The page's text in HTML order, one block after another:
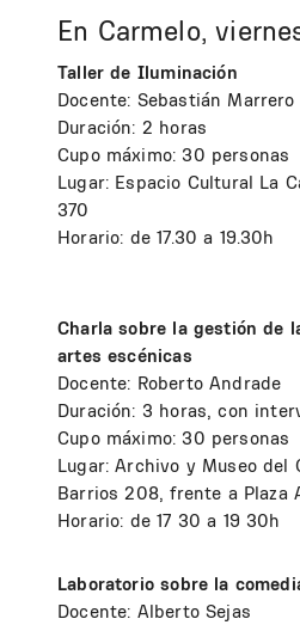
En Carmelo,
Taller de Iluminación
Docente: Sebastián Marrero
Duración: 2 horas
Cupo máximo: 30 personas
Lugar: Espacio Cultural La
370
Horario: de 17.30 a 19.30h
Charla sobre la gestión de
artes escénicas
Docente: Roberto Andrade
Duración: 3 horas, con
Cupo máximo: 30 personas
Lugar: Archivo y Museo del
Barrios 208, frente a Plaza
Horario: de 17 30 a 19 30h
Laboratorio sobre la
Docente: Alberto Sejas